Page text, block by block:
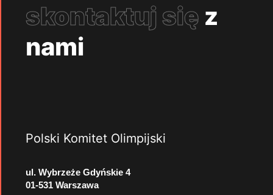
skontaktuj się z
nami
Polski Komitet Olimpijski
ul. Wybrzeże Gdyńskie 4
01-531 Warszawa